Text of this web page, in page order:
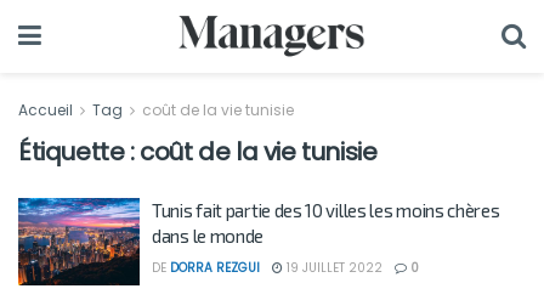
Accueil Tag coût de la vie tunisie
Étiquette :coût de la vie tunisie
Tunis fait partie des 10 villes les moins chères
dans le monde
DE DORRA REZGUI 19 JUILLET 2022 0